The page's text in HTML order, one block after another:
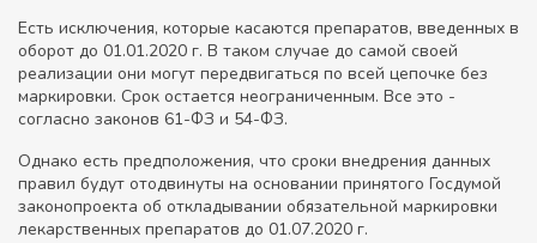
Есть исключения, которые касаются препаратов, введенных в
оборот до 01.01.2020 г. В таком случае до самой своей
реализации они могут передвигаться по всей цепочке без
маркировки. Срок остается неограниченным. Все это -
согласно законов 61-ФЗ и 54-ФЗ.
Однако есть предположения, что сроки внедрения данных
правил будут отодвинуты на основании принятого Госдумой
законопроекта об откладывании обязательной маркировки
лекарственных препаратов до 01.07.2020 г.